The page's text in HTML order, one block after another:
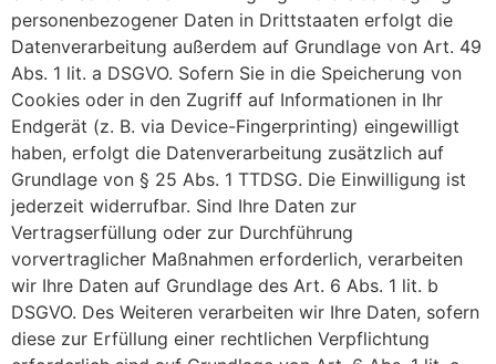
personenbezogener Daten in Drittstaaten erfolgt die
Datenverarbeitung außerdem auf Grundlage von Art. 49
Abs. 1 lit. a DSGVO. Sofern Sie in die Speicherung von
Cookies oder in den Zugriff auf Informationen in Ihr
Endgerät (z. B. via Device-Fingerprinting) eingewilligt
haben, erfolgt die Datenverarbeitung zusätzlich auf
Grundlage von § 25 Abs. 1 TTDSG. Die Einwilligung ist
jederzeit widerrufbar. Sind Ihre Daten zur
Vertragserfüllung oder zur Durchführung
vorvertraglicher Maßnahmen erforderlich, verarbeiten
wir Ihre Daten auf Grundlage des Art. 6 Abs. 1 lit. b
DSGVO. Des Weiteren verarbeiten wir Ihre Daten, sofern
diese zur Erfüllung einer rechtlichen Verpflichtung